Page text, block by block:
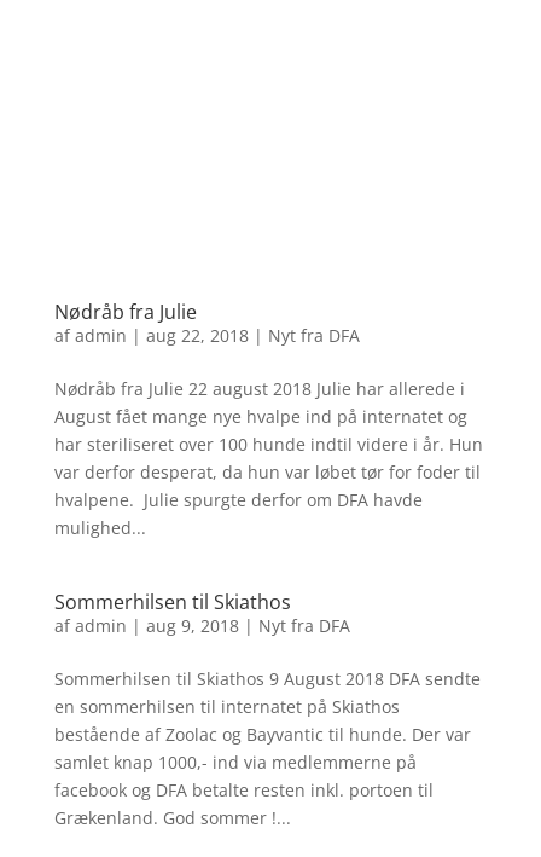
Nødråb fra Julie
afadmin | aug 22, 2018| Nyt fra DFA
Nødråb fra Julie 22 august 2018 Julie har allerede i
August fået mange nye hvalpe ind på internatet og
har steriliseret over 100 hunde indtil videre i år. Hun
var derfor desperat, da hun var løbet tør for foder til
hvalpene. Julie spurgte derfor om DFA havde
mulighed...
Sommerhilsen til Skiathos
afadmin | aug 9, 2018| Nyt fra DFA
Sommerhilsen til Skiathos 9 August 2018 DFA sendte
en sommerhilsen til internatet på Skiathos
bestående af Zoolac og Bayvantic til hunde. Der var
samlet knap 1000,- ind via medlemmerne på
facebook og DFA betalte resten inkl. portoen til
Grækenland. God sommer !...